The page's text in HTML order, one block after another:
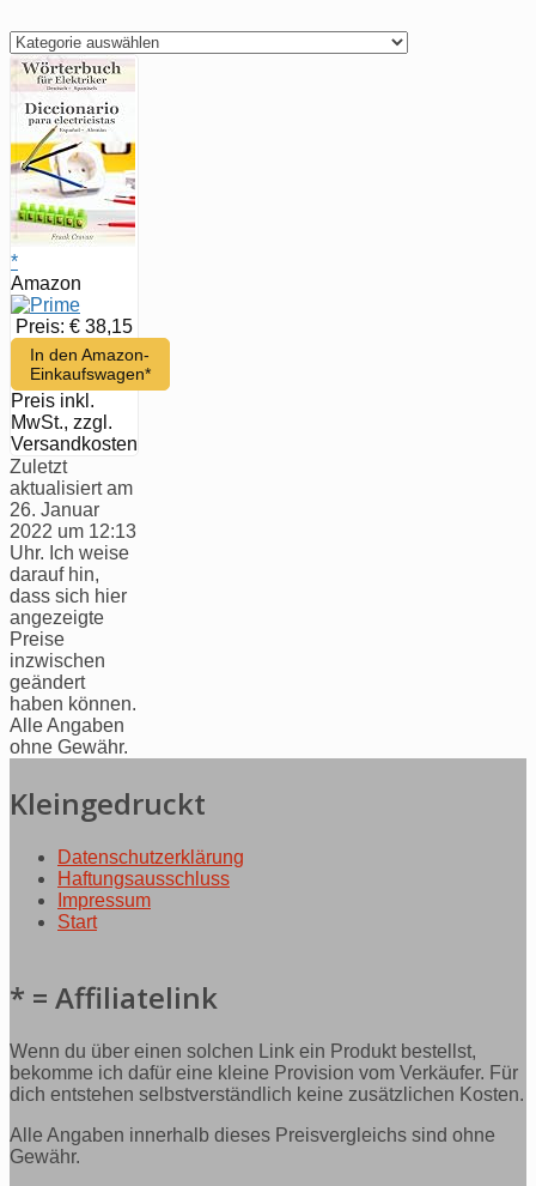
per
Hand
suchen
*
Amazon
Preis: € 38,15
In den Amazon-
Einkaufswagen*
Preis inkl.
MwSt., zzgl.
Versandkosten
Zuletzt
aktualisiert am
26. Januar
2022 um 12:13
Uhr. Ich weise
darauf hin,
dass sich hier
angezeigte
Preise
inzwischen
geändert
haben können.
Alle Angaben
ohne Gewähr.
Kleingedruckt
Datenschutzerklärung
Haftungsausschluss
Impressum
Start
* = Affiliatelink
Wenn du über einen solchen Link ein Produkt bestellst,
bekomme ich dafür eine kleine Provision vom Verkäufer. Für
dich entstehen selbstverständlich keine zusätzlichen Kosten.
Alle Angaben innerhalb dieses Preisvergleichs sind ohne
Gewähr.